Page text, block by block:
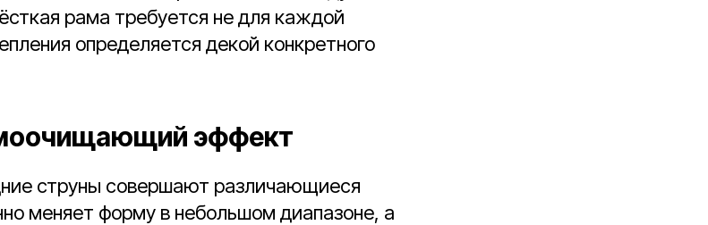
рама требуется не для каждой
определяется декой конкретного
эффект
струны совершают различающиеся
меняет форму в небольшом диапазоне, а